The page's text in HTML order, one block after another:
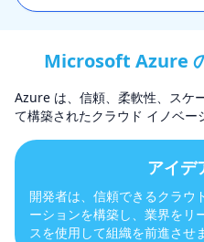
Microsoft Azure
Azure は、信頼、柔軟性、スケ
て構築されたクラウド イノベー
アイデ
開発者は、信頼できるクラウ
ーションを構築し、業界をリ
スを使用して組織を前進させ